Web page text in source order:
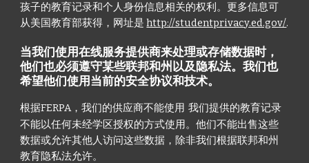
孩子的教育记录和个人身份信息相关的权利。更多信息可
从美国教育部获得，网址是http://studentprivacy.ed.gov/.
当我们使用在线服务提供商来处理或存储数据时，
他们也必须遵守某些联邦和州以及隐私法。我们也
希望他们使用当前的安全协议和技术。
根据FERPA，我们的供应商不能使用 我们提供的教育记录
不能以任何未经学区授权的方式使用。他们不能出售这些
数据或允许其他人访问这些数据，除非我们根据联邦和州
教育隐私法允许。